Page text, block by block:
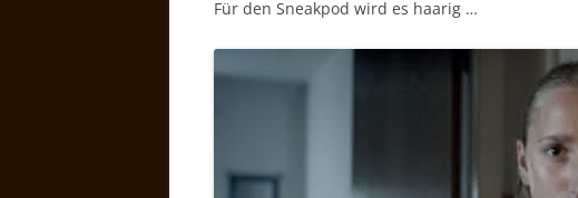
Für den Sneakpod wird es haarig …